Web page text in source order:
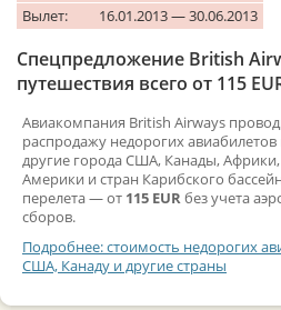
Вылет:
16.01.2013 — 30.06.2013
Спецпредложение British
путешествия всего от 115
Авиакомпания British Airways
распродажу недорогих
другие города США, Канады,
Америки и стран Карибского
перелета — от 115 EURбез учета
сборов.
Подробнее: стоимость недорогих
США, Канаду и другие страны